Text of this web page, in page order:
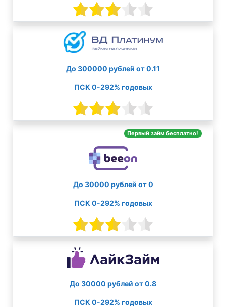
До 300000 рублей от 0.11
ПСК 0-292% годовых
Первый займ бесплатно!
До 30000 рублей от 0
ПСК 0-292% годовых
До 30000 рублей от 0.8
ПСК 0-292% годовых